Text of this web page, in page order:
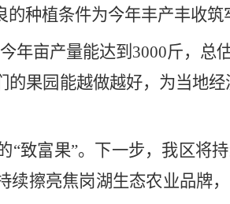
种植条件为今年丰产丰收筑
年亩产量能达到3000斤，
的果园能越做越好，为当地
“致富果”。下一步，我区将
续擦亮焦岗湖生态农业品牌